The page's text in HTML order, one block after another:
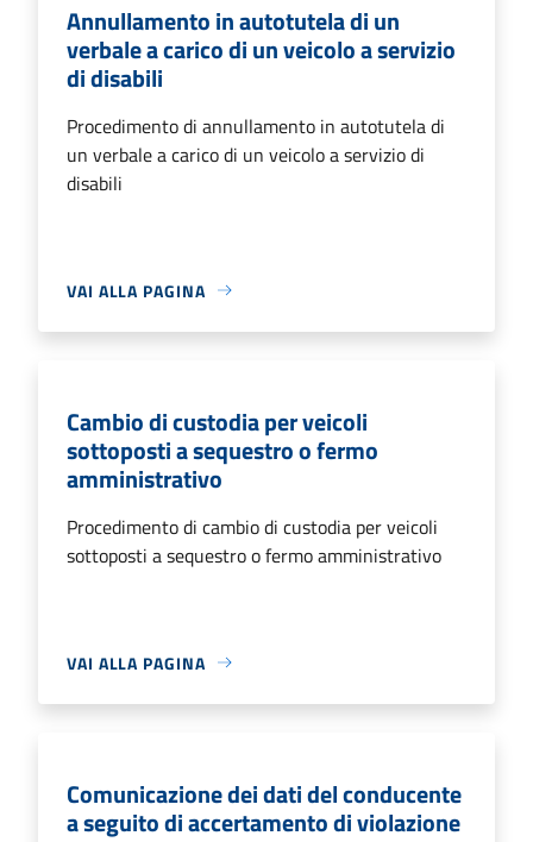
Annullamento in autotutela di un
verbale a carico di un veicolo a servizio
di disabili
Procedimento di annullamento in autotutela di
un verbale a carico di un veicolo a servizio di
disabili
VAI ALLA PAGINA
Cambio di custodia per veicoli
sottoposti a sequestro o fermo
amministrativo
Procedimento di cambio di custodia per veicoli
sottoposti a sequestro o fermo amministrativo
VAI ALLA PAGINA
Comunicazione dei dati del conducente
a seguito di accertamento di violazione